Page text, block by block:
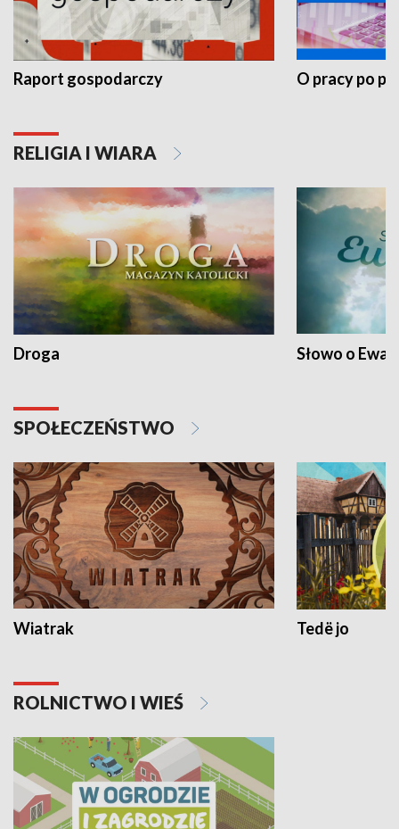
Raport gospodarczy O pracy po
RELIGIA I WIARA
Droga Słowo o
SPOŁECZEŃSTWO
Wiatrak Tedë jo
ROLNICTWO I WIEŚ